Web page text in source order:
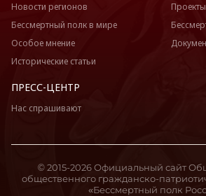
Новости регионов
Бессмертный полк в мире
Особое мнение
Исторические статьи
Проекты
ПРЕСС-ЦЕНТР
Нас спрашивают
© 2015-2026 Официальный сайт
общественного гражданско-
«Бессмертный полк